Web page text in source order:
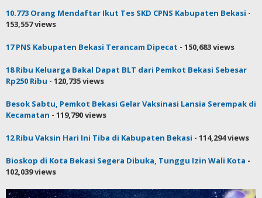
10.773 Orang Mendaftar Ikut Tes SKD CPNS Kabupaten Bekasi -
153,557 views
17 PNS Kabupaten Bekasi Terancam Dipecat - 150,683 views
18 Ribu Keluarga Bakal Dapat BLT dari Pemkot Bekasi Sebesar
Rp250 Ribu - 120,735 views
Besok Sabtu, Pemkot Bekasi Gelar Vaksinasi Lansia Serempak di
Kecamatan - 119,790 views
12 Ribu Vaksin Hari Ini Tiba di Kabupaten Bekasi - 114,294 views
Bioskop di Kota Bekasi Segera Dibuka, Tunggu Izin Wali Kota -
102,039 views